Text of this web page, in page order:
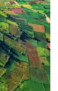
này:
Rica (CRC).
Tây Ban
được